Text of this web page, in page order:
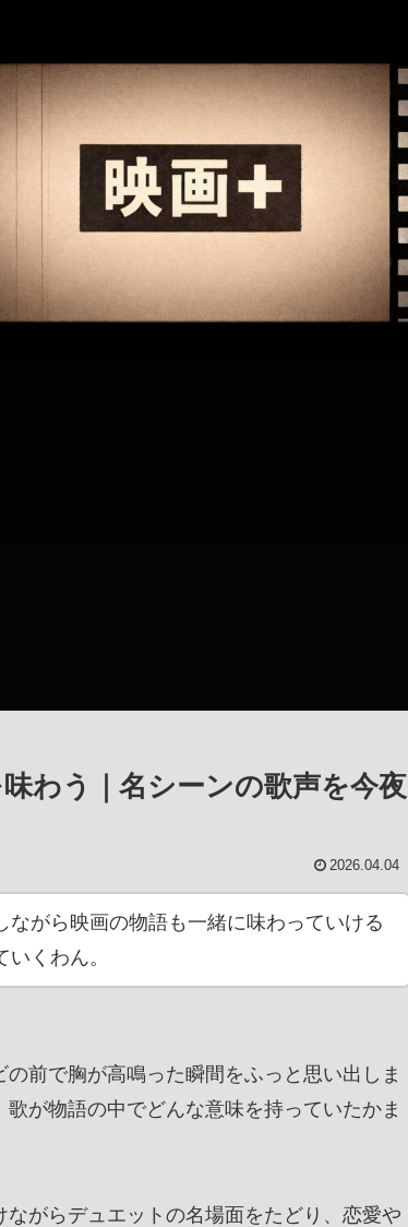
わう｜名シーンの歌声を今夜
2026.04.04
がら映画の物語も一緒に味わっていける
くわん。
前で胸が高鳴った瞬間をふっと思い出しま
が物語の中でどんな意味を持っていたかま
がらデュエットの名場面をたどり、恋愛や